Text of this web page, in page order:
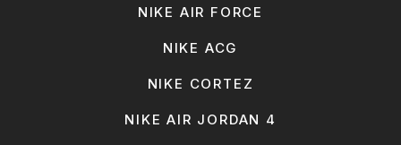
NIKE AIR FORCE
NIKE ACG
NIKE CORTEZ
NIKE AIR JORDAN 4